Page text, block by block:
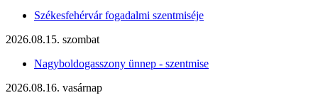
Székesfehérvár fogadalmi szentmiséje
2026.08.15. szombat
Nagyboldogasszony ünnep - szentmise
2026.08.16. vasárnap